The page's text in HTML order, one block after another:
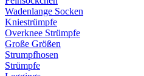
Wadenlange Socken
Kniestrümpfe
Overknee Strümpfe
Große Größen
Strumpfhosen
Strümpfe